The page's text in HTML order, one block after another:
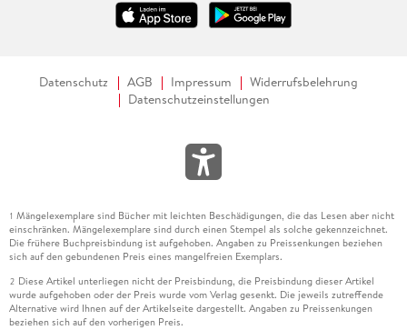
Datenschutz AGB Impressum
Widerrufsbelehrung
Datenschutzeinstellungen
1 Mängelexemplare sind Bücher mit leichten Beschädigungen, die das Lesen aber nicht
einschränken. Mängelexemplare sind durch einen Stempel als solche gekennzeichnet.
Die frühere Buchpreisbindung ist aufgehoben. Angaben zu Preissenkungen beziehen
sich auf den gebundenen Preis eines mangelfreien Exemplars.
2 Diese Artikel unterliegen nicht der Preisbindung, die Preisbindung dieser Artikel
wurde aufgehoben oder der Preis wurde vom Verlag gesenkt. Die jeweils zutreffende
Alternative wird Ihnen auf der Artikelseite dargestellt. Angaben zu Preissenkungen
beziehen sich auf den vorherigen Preis.